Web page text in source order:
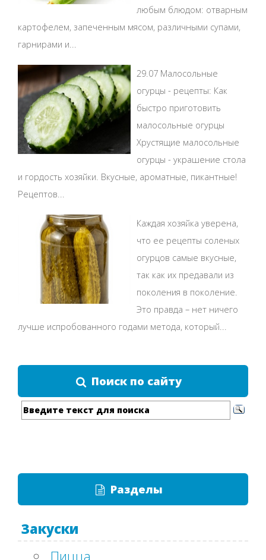
любым блюдом: отварным
картофелем, запеченным мясом, различными супами,
гарнирами и...
29.07 Малосольные
огурцы - рецепты: Как
быстро приготовить
малосольные огурцы
Хрустящие малосольные
огурцы - украшение стола
и гордость хозяйки. Вкусные, ароматные, пикантные!
Рецептов...
Каждая хозяйка уверена,
что ее рецепты соленых
огурцов самые вкусные,
так как их предавали из
поколения в поколение.
Это правда – нет ничего
лучше испробованного годами метода, который...
Поиск по сайту
Разделы
Закуски
Пицца